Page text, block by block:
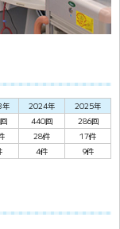
2024年
2025年
440回
286回
28件
17件
4件 9件